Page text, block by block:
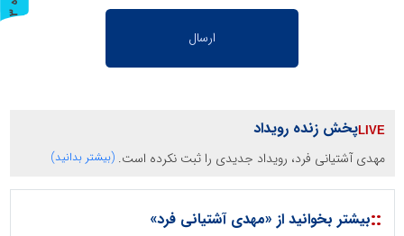
پخش زنده رویداد
مهدی آشتیانی فرد، رویداد جدیدی را ثبت نکرده است. (بیشتر بدانید)
::بیشتر بخوانید از «مهدی آشتیانی فرد»
ر
و
ن
د
ه